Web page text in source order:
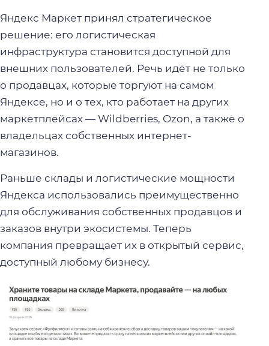
Яндекс Маркет принял стратегическое
решение: его логистическая
инфраструктура становится доступной для
внешних пользователей. Речь идёт не только
о продавцах, которые торгуют на самом
Яндексе, но и о тех, кто работает на других
маркетплейсах — Wildberries, Ozon, а также о
владельцах собственных интернет-
магазинов.
Раньше склады и логистические мощности
Яндекса использовались преимущественно
для обслуживания собственных продавцов и
заказов внутри экосистемы. Теперь
компания превращает их в открытый сервис,
доступный любому бизнесу.